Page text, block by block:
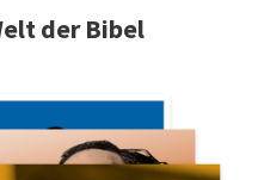
der Bibel